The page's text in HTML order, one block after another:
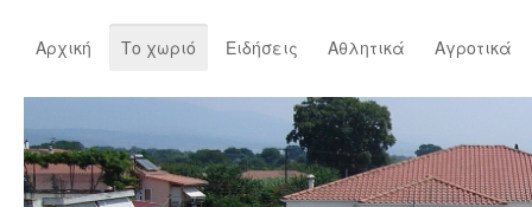
Αρχική Το χωριό Ειδήσεις Αθλητικά Αγροτικά